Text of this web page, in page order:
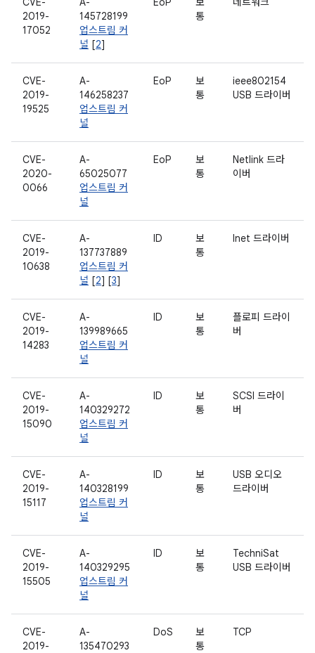
2019-
17052
145728199
업스트림 커
널 [2]
통
CVE-
2019-
19525
A-
146258237
업스트림 커
널
EoP
보
통
ieee802154
USB 드라이버
CVE-
2020-
0066
A-
65025077
업스트림 커
널
EoP
보
통
Netlink 드라
이버
CVE-
2019-
10638
A-
137737889
업스트림 커
널 [2] [3]
ID
보
통
Inet 드라이버
CVE-
2019-
14283
A-
139989665
업스트림 커
널
ID
보
통
플로피 드라이
버
CVE-
2019-
15090
A-
140329272
업스트림 커
널
ID
보
통
SCSI 드라이
버
CVE-
2019-
15117
A-
140328199
업스트림 커
널
ID
보
통
USB 오디오
드라이버
CVE-
2019-
15505
A-
140329295
업스트림 커
널
ID
보
통
TechniSat
USB 드라이버
CVE-
2019-
A-
135470293
DoS
보
통
TCP